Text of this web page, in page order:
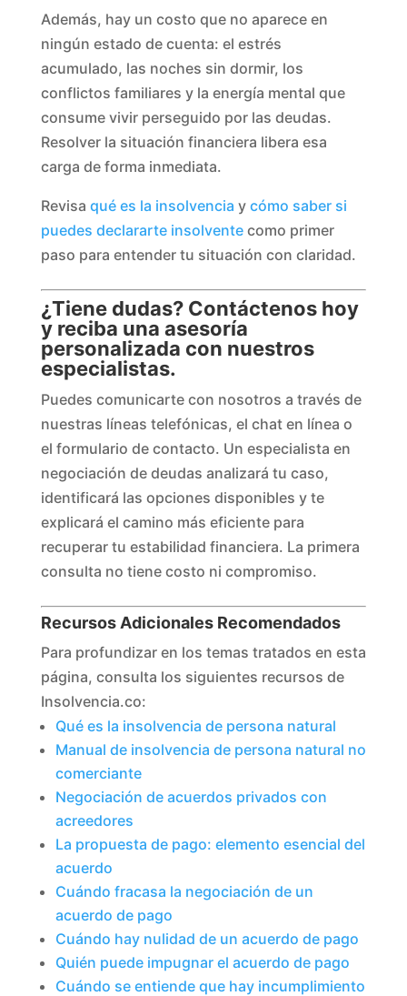
Además, hay un costo que no aparece en
ningún estado de cuenta: el estrés
acumulado, las noches sin dormir, los
conflictos familiares y la energía mental que
consume vivir perseguido por las deudas.
Resolver la situación financiera libera esa
carga de forma inmediata.
Revisa qué es la insolvencia y cómo saber si
puedes declararte insolventecomo primer
paso para entender tu situación con claridad.
¿Tiene dudas? Contáctenos hoy
y reciba una asesoría
personalizada con nuestros
especialistas.
Puedes comunicarte con nosotros a través de
nuestras líneas telefónicas, el chat en línea o
el formulario de contacto. Un especialista en
negociación de deudas analizará tu caso,
identificará las opciones disponibles y te
explicará el camino más eficiente para
recuperar tu estabilidad financiera. La primera
consulta no tiene costo ni compromiso.
Recursos Adicionales Recomendados
Para profundizar en los temas tratados en esta
página, consulta los siguientes recursos de
Insolvencia.co:
Qué es la insolvencia de persona natural
Manual de insolvencia de persona natural no
comerciante
Negociación de acuerdos privados con
acreedores
La propuesta de pago: elemento esencial del
acuerdo
Cuándo fracasa la negociación de un
acuerdo de pago
Cuándo hay nulidad de un acuerdo de pago
Quién puede impugnar el acuerdo de pago
Cuándo se entiende que hay incumplimiento